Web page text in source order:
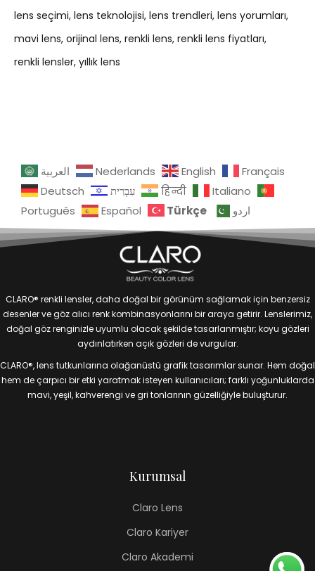
lens seçimi lens teknolojisi lens trendleri lens yorumları
mavi lens orijinal lens renkli lens renkli lens fiyatları
renkli lensler yıllık lens
العربية Nederlands English
Français
Deutsch
עִבְרִית हिन्दी
Italiano
Português
Español Türkçe اردو
CLARO® renkli lensler, daha doğal bir görünüm sağlamak için benzersiz
desenler ve göz alıcı renk kombinasyonlarını bir araya getirir. Lenslerimiz,
doğal göz renginizle uyumlu olacak şekilde tasarlanmıştır; koyu gözleri
aydınlatırken açık gözleri de vurgular.
CLARO®, lens tutkunlarına olağanüstü grafik tasarımlar sunar. Hem doğal
hem de çarpıcı bir etki yaratmak isteyen kullanıcıları; farklı yoğunluklarda
mavi, yeşil, kahverengi ve gri tonlarının güzelliğiyle buluşturur.
Kurumsal
Claro Lens
Claro Kariyer
Claro Akademi